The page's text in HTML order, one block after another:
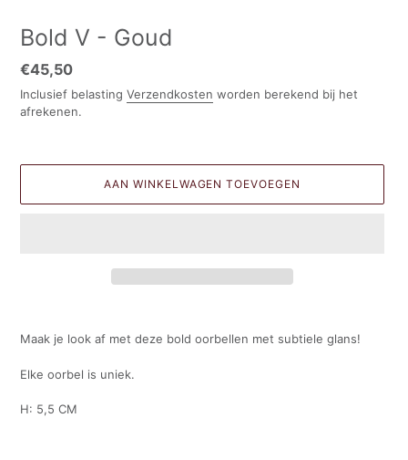
Bold V - Goud
Normale
prijs
€45,50
Inclusief belasting Verzendkosten worden berekend bij het
afrekenen.
AAN WINKELWAGEN TOEVOEGEN
aan
winkelwagen
Maak je look af met deze bold oorbellen met subtiele glans!
Elke oorbel is uniek.
H: 5,5 CM